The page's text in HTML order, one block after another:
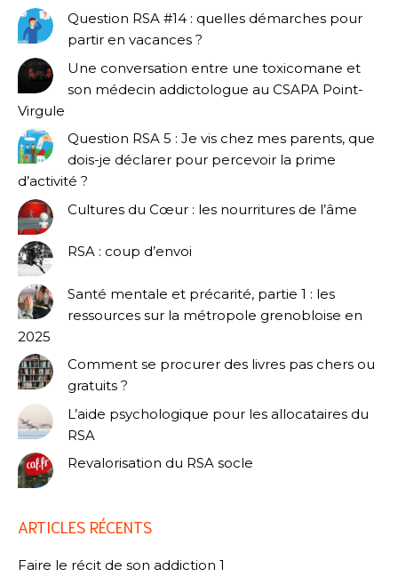
Question RSA #14 : quelles démarches pour
partir en vacances ?
Une conversation entre une toxicomane et
son médecin addictologue au CSAPA Point-
Virgule
Question RSA 5 : Je vis chez mes parents, que
dois-je déclarer pour percevoir la prime
d’activité ?
Cultures du Cœur : les nourritures de l’âme
RSA : coup d’envoi
Santé mentale et précarité, partie 1 : les
ressources sur la métropole grenobloise en
2025
Comment se procurer des livres pas chers ou
gratuits ?
L’aide psychologique pour les allocataires du
RSA
Revalorisation du RSA socle
ARTICLES RÉCENTS
Faire le récit de son addiction 1